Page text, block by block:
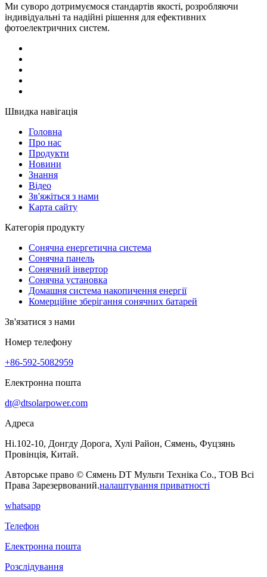
Ми суворо дотримуємося стандартів якості, розробляючи
індивідуальні та надійні рішення для ефективних
фотоелектричних систем.
Швидка навігація
Головна
Про нас
Продукти
Новини
Знання
Відео
Зв'яжіться з нами
Карта сайту
Категорія продукту
Сонячна енергетична система
Сонячна панель
Сонячний інвертор
Сонячна установка
Домашня система накопичення енергії
Комерційне зберігання сонячних батарей
Зв'язатися з нами
Номер телефону
+86-592-5082959
Електронна пошта
dt@dtsolarpower.com
Адреса
Ні.102-10, Донгду Дорога, Хулі Район, Сямень, Фуцзянь
Провінція, Китай.
Авторське право © Сямень DT Мульти Техніка Co., ТОВ Всі
Права Зарезервований.налаштування приватності
whatsapp
Телефон
Електронна пошта
Розслідування